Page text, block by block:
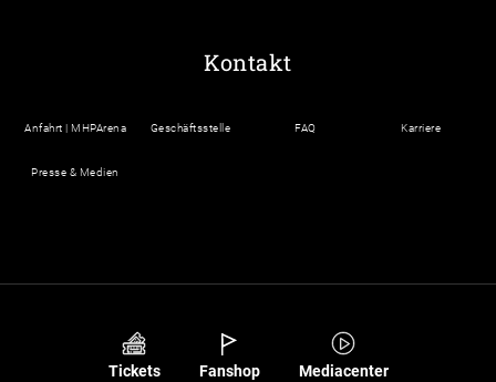
Kontakt
Anfahrt | MHPArena Geschäftsstelle FAQ Karriere
Presse & Medien
Tickets Fanshop Mediacenter